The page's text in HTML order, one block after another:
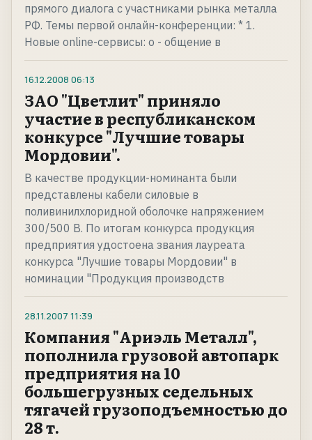
прямого диалога с участниками рынка металла
РФ. Темы первой онлайн-конференции: * 1.
Новые online-сервисы: o - общение в
16.12.2008 06:13
ЗАО "Цветлит" приняло
участие в республиканском
конкурсе "Лучшие товары
Мордовии".
В качестве продукции-номинанта были
представлены кабели силовые в
поливинилхлоридной оболочке напряжением
300/500 В. По итогам конкурса продукция
предприятия удостоена звания лауреата
конкурса "Лучшие товары Мордовии" в
номинации "Продукция производств
28.11.2007 11:39
Компания "Ариэль Металл",
пополнила грузовой автопарк
предприятия на 10
большегрузных седельных
тягачей грузоподъемностью до
28 т.